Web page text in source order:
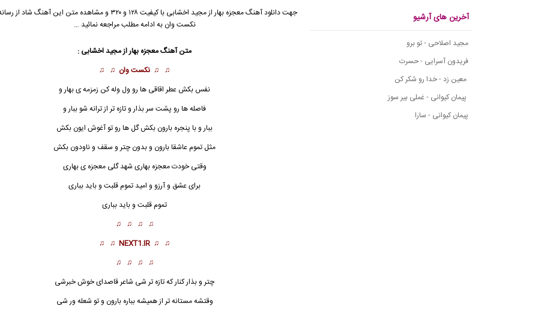
آخرین های آرشیو
مجید اصلاحی - تو برو
فریدون آسرایی - حسرت
معین زد - خدا رو شکر کن
پیمان کیوانی - غملی بیر سوز
پیمان کیوانی - سارا
جهت دانلود آهنگ معجزه بهار ازمجید اخشابی
با کیفیت ۱۲۸ و ۳۲۰ و مشاهده متن این آهنگ شاد از
نکست وان به ادامه مطلب مراجعه نمائید …
متن آهنگ معجزه بهار ازمجید اخشابی :
♫ ♫ نکست وان ♫ ♫
نفس بکش عطر اقاقی ها رو ول وله کن زمزمه ی بهار و
فاصله ها رو پشت سر بذار و تازه تر از ترانه شو ببار و
ببار و با پنجره بارون بکش گل ها رو تو آغوش ایون بکش
مثل تموم عاشقا بارون و بدون چتر و سقف و ناودون بکش
وقتی خودتمعجزه بهاری شهد گلی معجزه ی بهاری
برای عشق و آرزو و امید تموم قلبت و باید بباری
تموم قلبت و باید بباری
♫ ♫ ♫ ♫
♫ ♫
NEXT1.IR
♫ ♫
♫ ♫ ♫ ♫
چتر و بذار کنار که تازه تر شی شاعر قاصدای خوش خبرشی
وقتشه مستانه تر از همیشه بباره بارون و تو شعله ور شی